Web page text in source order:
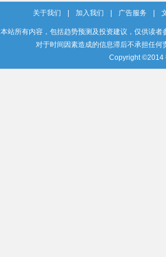
关于我们 加入我们 广告服务
本站所有内容，包括趋势预测及投资建议，仅供读
对于时间因素造成的信息滞后不承担任
Copyright ©2014